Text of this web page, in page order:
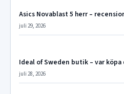
Asics Novablast 5 herr –
juli 29, 2026
Ideal of Sweden butik – var köpa
juli 28, 2026